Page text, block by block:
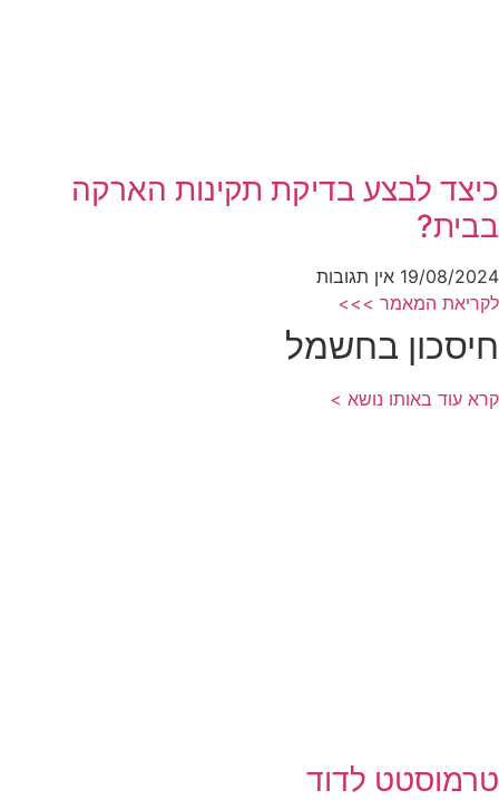
כיצד לבצע בדיקת תקינות הארקה
בבית?
19/08/2024 אין תגובות
לקריאת המאמר >>>
חיסכון בחשמל
קרא עוד באותו נושא >
טרמוסטט לדוד